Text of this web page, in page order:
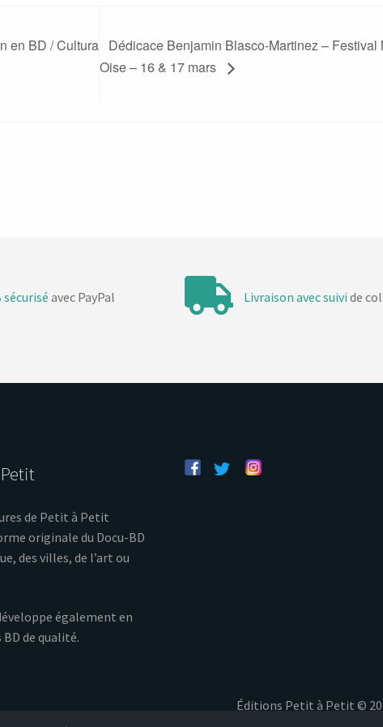
en BD / Cultura Dédicace Benjamin Blasco-Martinez – Festival
Oise – 16 & 17 mars
sécurisé avec PayPal Livraison avec suivi de
de Petit à Petit
originale du Docu-BD
des villes, de l’art ou
également en
de qualité.
Éditions Petit à Petit ©